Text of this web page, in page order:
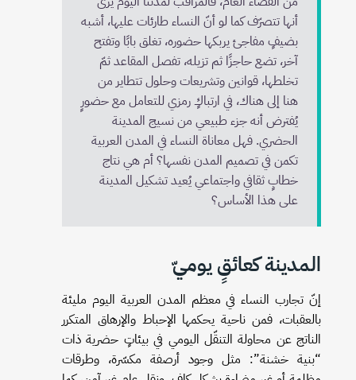
أنها تتصرّف كما لو أنّ النساء طارئات عليها، أشبه
بضيفٍ مفاجئ يربكها حضوره، تغلق بابًا وتفتح
آخر، تضع حاجزًا ثم تزيله، تفصل المقاعد ثمّ
تخلطها، قوانين وتشريعات وحلول تتطاير من
هنا إلى هناك، في ارتباكٍ رمزي للتعامل مع حضورٍ
يُفترض أنه جزء طبيعي من نسيج المدينة
الحضري. فهل معاناة النساء في المدن العربية
تكمن في تصميم المدن نفسها؟ أم هي نتاج
خطابٍ ثقافي واجتماعي يُعيد تشكيل المدينة
على هذا الأساس؟
المدينة كعائقٍ يوميّ
إنّ تجارب النساء في معظم المدن العربية اليوم مليئة
بالعقبات، فمن ناحية يحكمها الإحباط والإرهاق المتكرر
الناتج عن محاولة التنقّل اليومي في بيئاتٍ حضرية ذات
“بنية خشنة”: مثل وجود أرصفة مكسّرة، وطرقات